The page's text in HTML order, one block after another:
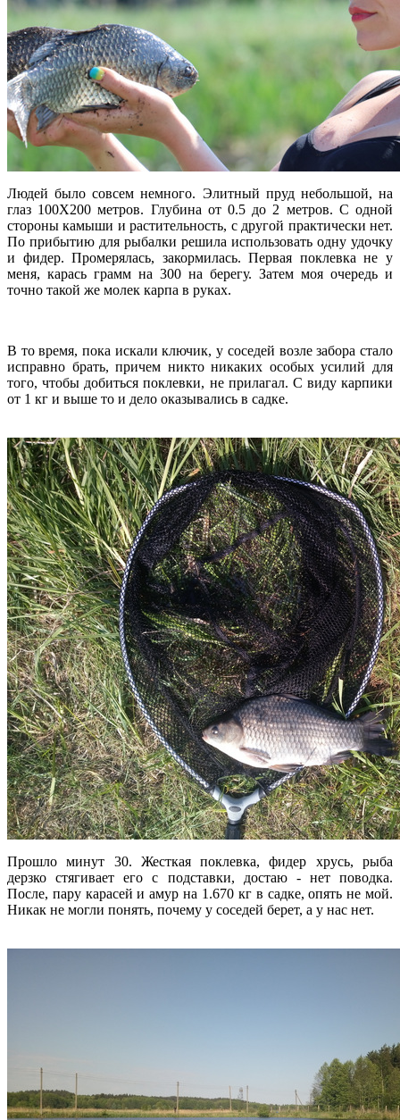
Людей было совсем немного. Элитный пруд небольшой, на
глаз 100Х200 метров. Глубина от 0.5 до 2 метров. С одной
стороны камыши и растительность, с другой практически нет.
По прибытию для рыбалки решила использовать одну удочку
и фидер. Промерялась, закормилась. Первая поклевка не у
меня, карась грамм на 300 на берегу. Затем моя очередь и
точно такой же молек карпа в руках.
В то время, пока искали ключик, у соседей возле забора стало
исправно брать, причем никто никаких особых усилий для
того, чтобы добиться поклевки, не прилагал. С виду карпики
от 1 кг и выше то и дело оказывались в садке.
Прошло минут 30. Жесткая поклевка, фидер хрусь, рыба
дерзко стягивает его с подставки, достаю - нет поводка.
После, пару карасей и амур на 1.670 кг в садке, опять не мой.
Никак не могли понять, почему у соседей берет, а у нас нет.